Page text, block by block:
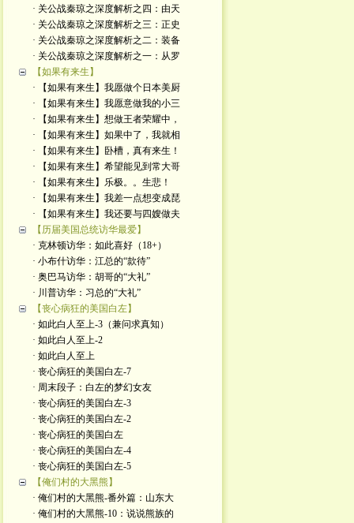
· 关公战秦琼之深度解析之四：由天
· 关公战秦琼之深度解析之三：正史
· 关公战秦琼之深度解析之二：装备
· 关公战秦琼之深度解析之一：从罗
【如果有来生】
· 【如果有来生】我愿做个日本美厨
· 【如果有来生】我愿意做我的小三
· 【如果有来生】想做王者荣耀中，
· 【如果有来生】如果中了，我就相
· 【如果有来生】卧槽，真有来生！
· 【如果有来生】希望能见到常大哥
· 【如果有来生】乐极。。生悲！
· 【如果有来生】我差一点想变成琵
· 【如果有来生】我还要与四嫂做夫
【历届美国总统访华最爱】
· 克林顿访华：如此喜好（18+）
· 小布什访华：江总的“款待”
· 奥巴马访华：胡哥的“大礼”
· 川普访华：习总的“大礼”
【丧心病狂的美国白左】
· 如此白人至上-3（兼问求真知）
· 如此白人至上-2
· 如此白人至上
· 丧心病狂的美国白左-7
· 周末段子：白左的梦幻女友
· 丧心病狂的美国白左-3
· 丧心病狂的美国白左-2
· 丧心病狂的美国白左
· 丧心病狂的美国白左-4
· 丧心病狂的美国白左-5
【俺们村的大黑熊】
· 俺们村的大黑熊-番外篇：山东大
· 俺们村的大黑熊-10：说说熊族的